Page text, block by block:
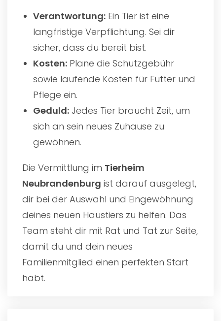
Verantwortung: Ein Tier ist eine
langfristige Verpflichtung. Sei dir
sicher, dass du bereit bist.
Kosten: Plane die Schutzgebühr
sowie laufende Kosten für Futter und
Pflege ein.
Geduld: Jedes Tier braucht Zeit, um
sich an sein neues Zuhause zu
gewöhnen.
Die Vermittlung im Tierheim
Neubrandenburg ist darauf ausgelegt,
dir bei der Auswahl und Eingewöhnung
deines neuen Haustiers zu helfen. Das
Team steht dir mit Rat und Tat zur Seite,
damit du und dein neues
Familienmitglied einen perfekten Start
habt.